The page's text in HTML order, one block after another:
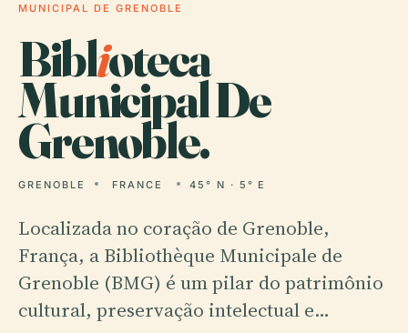
MUNICIPAL DE GRENOBLE
Biblioteca
Municipal De
Grenoble.
GRENOBLE FRANCE 45° N · 5° E
Localizada no coração de Grenoble,
França, a Bibliothèque Municipale de
Grenoble (BMG) é um pilar do patrimônio
cultural, preservação intelectual e…